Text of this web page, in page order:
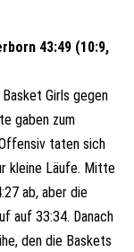
43:49 (10:9,
Girls gegen
gaben zum
taten sich
kleine Läufe. Mitte
ab, aber die
auf 33:34. Danach
den die Baskets